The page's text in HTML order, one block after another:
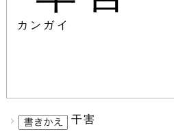
カンガイ
干害